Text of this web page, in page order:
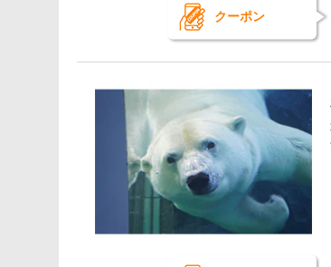
クーポン